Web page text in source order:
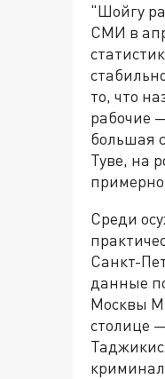
"Шойгу
СМИ в
то, что
рабочие
большая
Туве, на
примерно
Среди
Санкт-
данные
Москвы
столице